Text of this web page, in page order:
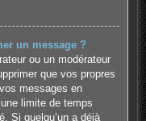
un message ?
ou un modérateur
que vos propres
messages en
limite de temps
Si quelqu’un a déjà